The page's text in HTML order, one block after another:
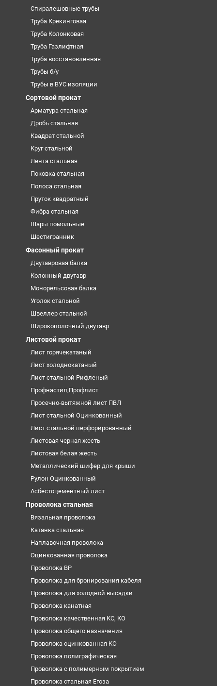
Спиралешовные трубы
Труба Крекинговая
Труба Колонковая
Труба Газлифтная
Труба восстановленная
Трубы б/у
Трубы в ВУС изоляции
Сортовой прокат
Арматура стальная
Дробь стальная
Квадрат стальной
Круг стальной
Лента стальная
Поковка стальная
Полоса стальная
Пруток квадратный
Фибра стальная
Шары помольные
Шестигранник
Фасонный прокат
Двутавровая балка
Колонный двутавр
Монорельсовая балка
Уголок стальной
Швеллер стальной
Широкополочный двутавр
Листовой прокат
Лист горячекатаный
Лист холоднокатаный
Лист стальной Рифленый
Профнастил,Профлист
Просечно-вытяжной лист ПВЛ
Лист стальной Оцинкованный
Лист стальной перфорированный
Листовая черная жесть
Листовая белая жесть
Металлический шифер для крыши
Рулон Оцинкованный
Асбестоцементный лист
Проволока стальная
Вязальная проволока
Катанка стальная
Наплавочная проволока
Оцинкованная проволока
Проволока ВР
Проволока для бронирования кабеля
Проволока для холодной высадки
Проволока канатная
Проволока качественная КС, КО
Проволока общего назначения
Проволока оцинкованная КО
Проволока полиграфическая
Проволока с полимерным покрытием
Проволока стальная Егоза